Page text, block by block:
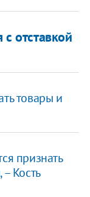
отставкой
товары и
признать
Кость